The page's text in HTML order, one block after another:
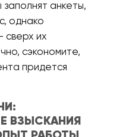
анкеты,
однако
сверх их
сэкономите,
придется
ВЗЫСКАНИЯ